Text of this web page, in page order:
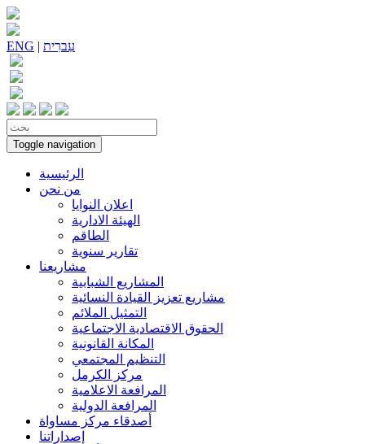
ENG | עִברִית
Toggle navigation
الرئيسية
من نحن
اعلان النوايا
الهيئة الادارية
الطاقم
تقارير سنوية
مشاريعنا
المشاريع الشبابية
مشاريع تعزيز القيادة النسائية
التمثيل الملائم
الحقوق الاقتصادية الاجتماعية
المكانة القانونية
التنظيم المجتمعي
مركز الكرمل
المرافعة الاعلامية
المرافعة الدولية
أصدقاء مركز مساواة
إصداراتنا